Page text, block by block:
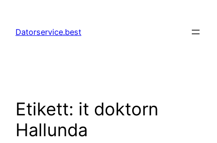
innehåll
Datorservice.best
Etikett: it doktorn
Hallunda